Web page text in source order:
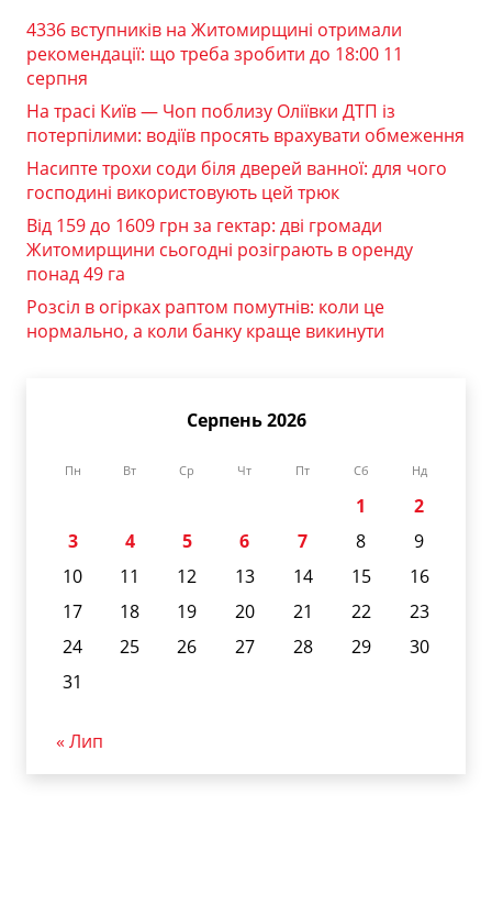
4336 вступників на Житомирщині отримали
рекомендації: що треба зробити до 18:00 11
серпня
На трасі Київ — Чоп поблизу Оліївки ДТП із
потерпілими: водіїв просять врахувати обмеження
Насипте трохи соди біля дверей ванної: для чого
господині використовують цей трюк
Від 159 до 1609 грн за гектар: дві громади
Житомирщини сьогодні розіграють в оренду
понад 49 га
Розсіл в огірках раптом помутнів: коли це
нормально, а коли банку краще викинути
Серпень 2026
Пн Вт Ср Чт Пт Сб Нд
1
2
3
4 5 6 7 8
9
10
11 12 13 14 15
16
17
18 19 20 21 22
23
24
25 26 27 28 29
30
31
« Лип